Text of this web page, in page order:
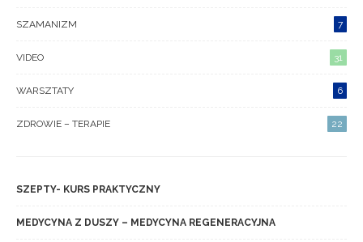
SZAMANIZM 7
VIDEO 31
WARSZTATY 6
ZDROWIE – TERAPIE 22
SZEPTY- KURS PRAKTYCZNY
MEDYCYNA Z DUSZY – MEDYCYNA REGENERACYJNA